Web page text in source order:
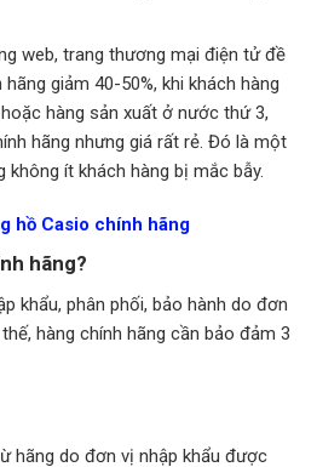
web, trang thương mại điện tử đề
giảm 40-50%, khi khách hàng
hàng sản xuất ở nước thứ 3,
hãng nhưng giá rất rẻ. Đó là một
ít khách hàng bị mắc bẫy.
hồ Casio chính hãng
hãng?
khẩu, phân phối, bảo hành do đơn
hàng chính hãng cần bảo đảm 3
hãng do đơn vị nhập khẩu được